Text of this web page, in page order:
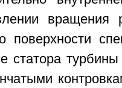
вращения
поверхности
статора